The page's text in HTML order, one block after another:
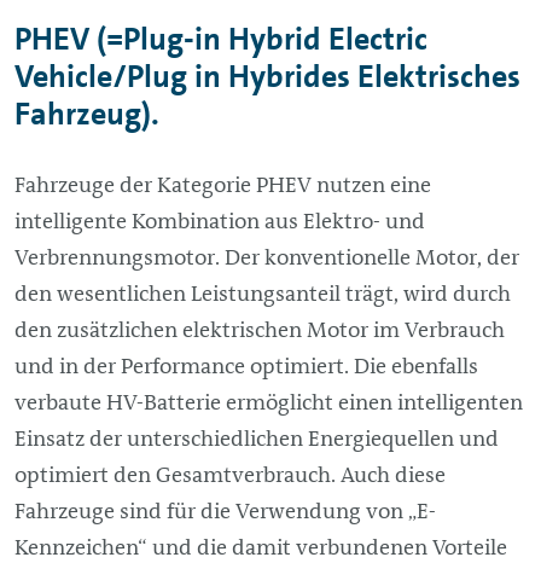
PHEV (=Plug-in Hybrid Electric
Vehicle/Plug in Hybrides Elektrisches
Fahrzeug).
Fahrzeuge der Kategorie PHEV nutzen eine
intelligente Kombination aus Elektro- und
Verbrennungsmotor. Der konventionelle Motor, der
den wesentlichen Leistungsanteil trägt, wird durch
den zusätzlichen elektrischen Motor im Verbrauch
und in der Performance optimiert. Die ebenfalls
verbaute HV-Batterie ermöglicht einen intelligenten
Einsatz der unterschiedlichen Energiequellen und
optimiert den Gesamtverbrauch. Auch diese
Fahrzeuge sind für die Verwendung von „E-
Kennzeichen“ und die damit verbundenen Vorteile